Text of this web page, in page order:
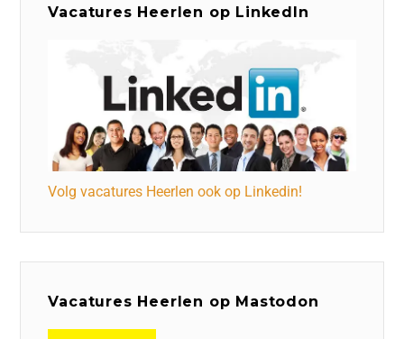
Vacatures Heerlen op LinkedIn
Volg vacatures Heerlen ook op Linkedin!
Vacatures Heerlen op Mastodon